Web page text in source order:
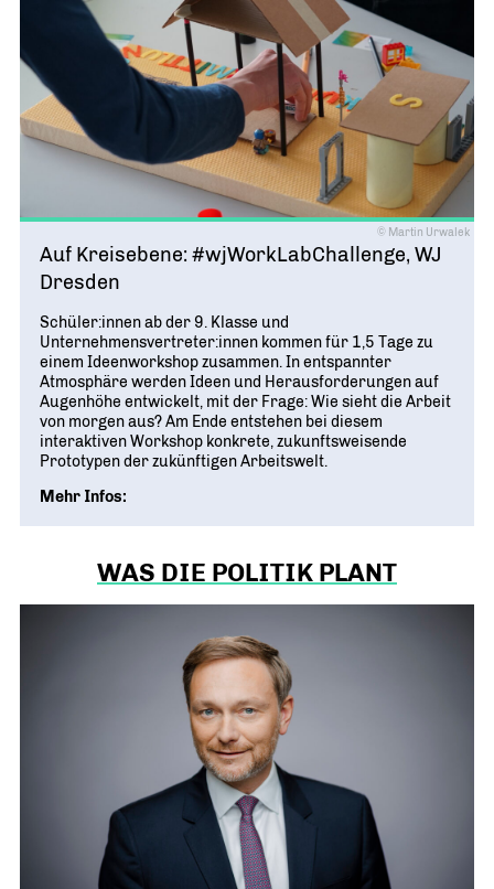
© Martin Urwalek
Auf Kreisebene: #wjWorkLabChallenge, WJ
Dresden
Schüler:innen ab der 9. Klasse und
Unternehmensvertreter:innen kommen für 1,5 Tage zu
einem Ideenworkshop zusammen. In entspannter
Atmosphäre werden Ideen und Herausforderungen auf
Augenhöhe entwickelt, mit der Frage: Wie sieht die Arbeit
von morgen aus? Am Ende entstehen bei diesem
interaktiven Workshop konkrete, zukunftsweisende
Prototypen der zukünftigen Arbeitswelt.
Mehr Infos:
WAS DIE POLITIK PLANT